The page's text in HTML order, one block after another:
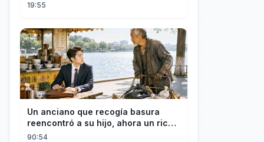
19:55
Un anciano que recogía basura
reencontró a su hijo, ahora un rico
empresario
90:54